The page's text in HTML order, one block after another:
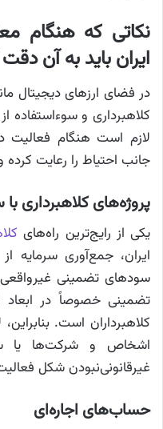
نکاتی که هنگام
ایران باید به آن
در فضای ارزهای دیجیتال
کلاهبرداری و سوءاستفاده
لازم است هنگام فعالیت
جانب احتیاط را رعایت
پروژه‌های کلاهبرداری
یکی از رایج‌ترین راه‌های
ایران، جمع‌آوری سرمایه
سودهای تضمینی
تضمینی خصوصاً در
کلاهبرداران است.
اشخاص و شرکت‌ها یا
غیرقانونی‌نبودن شکل
حساب‌های اجاره‌ای